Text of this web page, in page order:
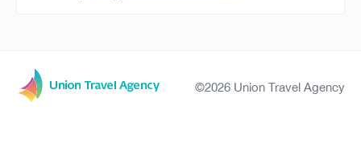
©2026 Union Travel Agency